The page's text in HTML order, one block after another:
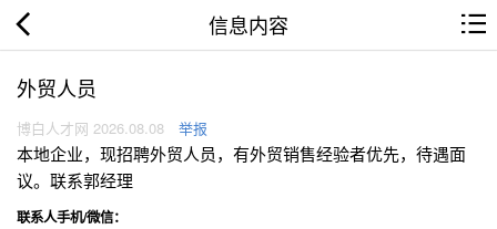
信息内容
外贸人员
博白人才网 2026.08.08 举报
本地企业，现招聘外贸人员，有外贸销售经验者优先，待遇面
议。联系郭经理
联系人手机/微信：